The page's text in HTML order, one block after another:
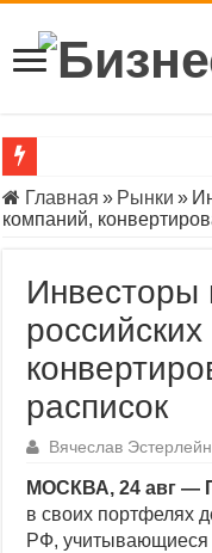
Что такое
«Инвестпалата»
Индекс Мосбиржи
Официальный курс
BofA предрек «бычий»
ЦБ приостановил
Индекс ОФЗ впервые
Индекс Мосбиржи
Индекс РТС впервые за
Главная » Рынки »
компаний,
Инвесторы
расписок
Вячеслав Эстерлейн
МОСКВА, 24 авг —
в своих портфелях
РФ, учитывающиеся